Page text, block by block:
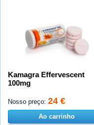
Kamagra Effervescent
100mg
Nosso preço: 24 €
Ao carrinho